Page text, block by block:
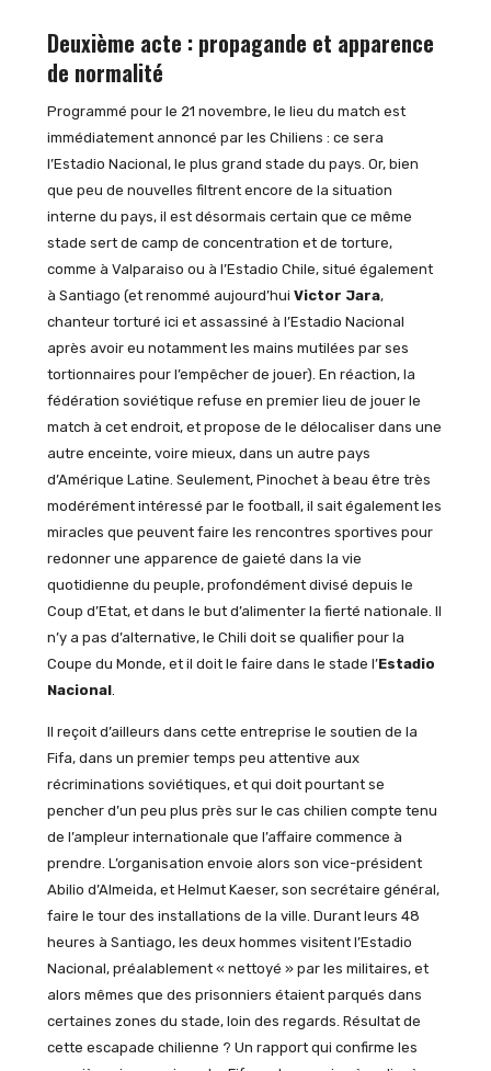
Deuxième acte : propagande et apparence
de normalité
Programmé pour le 21 novembre, le lieu du match est
immédiatement annoncé par les Chiliens : ce sera
l’Estadio Nacional, le plus grand stade du pays. Or, bien
que peu de nouvelles filtrent encore de la situation
interne du pays, il est désormais certain que ce même
stade sert de camp de concentration et de torture,
comme à Valparaiso ou à l’Estadio Chile, situé également
à Santiago (et renommé aujourd’hui Victor Jara,
chanteur torturé ici et assassiné à l’Estadio Nacional
après avoir eu notamment les mains mutilées par ses
tortionnaires pour l’empêcher de jouer). En réaction, la
fédération soviétique refuse en premier lieu de jouer le
match à cet endroit, et propose de le délocaliser dans une
autre enceinte, voire mieux, dans un autre pays
d’Amérique Latine. Seulement, Pinochet à beau être très
modérément intéressé par le football, il sait également les
miracles que peuvent faire les rencontres sportives pour
redonner une apparence de gaieté dans la vie
quotidienne du peuple, profondément divisé depuis le
Coup d’Etat, et dans le but d’alimenter la fierté nationale. Il
n’y a pas d’alternative, le Chili doit se qualifier pour la
Coupe du Monde, et il doit le faire dans le stade l’Estadio
Nacional.
Il reçoit d’ailleurs dans cette entreprise le soutien de la
Fifa, dans un premier temps peu attentive aux
récriminations soviétiques, et qui doit pourtant se
pencher d’un peu plus près sur le cas chilien compte tenu
de l’ampleur internationale que l’affaire commence à
prendre. L’organisation envoie alors son vice-président
Abilio d’Almeida, et Helmut Kaeser, son secrétaire général,
faire le tour des installations de la ville. Durant leurs 48
heures à Santiago, les deux hommes visitent l’Estadio
Nacional, préalablement « nettoyé » par les militaires, et
alors mêmes que des prisonniers étaient parqués dans
certaines zones du stade, loin des regards. Résultat de
cette escapade chilienne ? Un rapport qui confirme les